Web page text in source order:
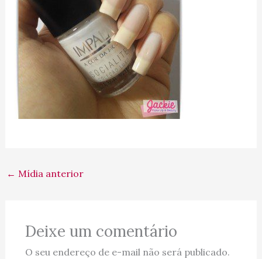
← Mídia anterior
Deixe um comentário
O seu endereço de e-mail não será publicado.